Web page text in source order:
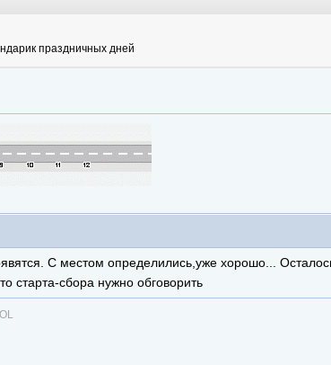
праздничных дней
С местом определились,уже хорошо...
старта-сбора нужно обговорить